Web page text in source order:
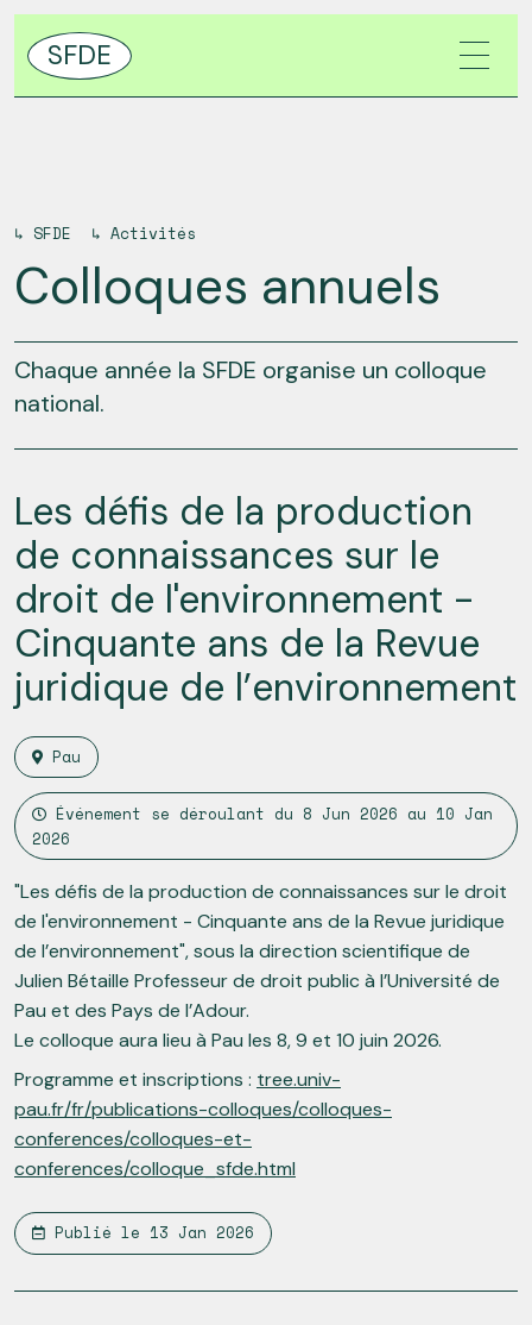
SFDE
↳ SFDE ↳ Activités
Colloques annuels
Chaque année la SFDE organise un colloque
national.
Les défis de la production
de connaissances sur le
droit de l'environnement -
Cinquante ans de la Revue
juridique de l’environnement
Pau
Événement se déroulant du 8 Jun 2026 au 10 Jan
2026
"Les défis de la production de connaissances sur le droit
de l'environnement - Cinquante ans de la Revue juridique
de l’environnement", sous la direction scientifique de
Julien Bétaille Professeur de droit public à l’Université de
Pau et des Pays de l’Adour.
Le colloque aura lieu à Pau les 8, 9 et 10 juin 2026.
Programme et inscriptions : tree.univ-
pau.fr/fr/publications-colloques/colloques-
conferences/colloques-et-
conferences/colloque_sfde.html
Publié le 13 Jan 2026